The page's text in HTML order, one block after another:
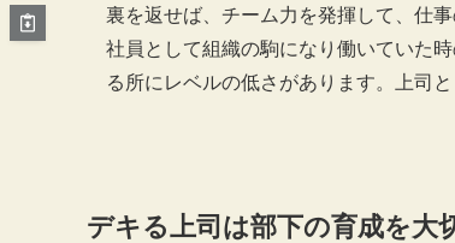
裏を返せば、チーム力を発揮して、仕
社員として組織の駒になり働いていた
る所にレベルの低さがあります。上司
デキる上司は部下の育成を大